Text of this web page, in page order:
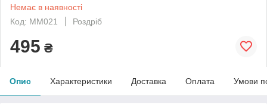
Немає в наявності
Код: MМ021
Роздріб
495 ₴
Опис Характеристики Доставка Оплата Умови